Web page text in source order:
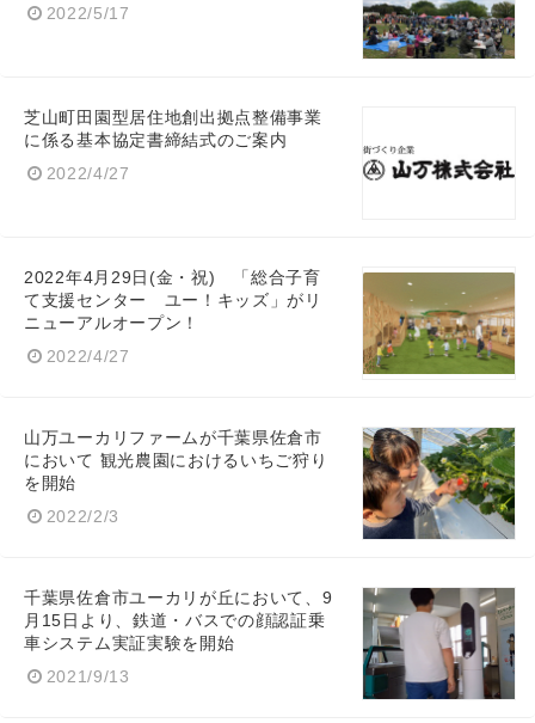
2022/5/17
芝山町田園型居住地創出拠点整備事業
に係る基本協定書締結式のご案内
2022/4/27
2022年4月29日(金・祝) 「総合子育
て支援センター ユー！キッズ」がリ
ニューアルオープン！
2022/4/27
山万ユーカリファームが千葉県佐倉市
において 観光農園におけるいちご狩り
を開始
2022/2/3
千葉県佐倉市ユーカリが丘において、9
月15日より、鉄道・バスでの顔認証乗
車システム実証実験を開始
2021/9/13